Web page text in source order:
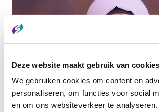
Deze website maakt gebruik van cookies
We gebruiken cookies om content en
personaliseren, om functies voor social
en om ons websiteverkeer te